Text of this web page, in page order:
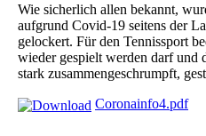
Wie sicherlich allen bekannt,
aufgrund Covid-19 seitens der
gelockert. Für den Tennissport
wieder gespielt werden darf und
stark zusammengeschrumpft,
Coronainfo4.pdf